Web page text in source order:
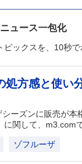
ュース一包化
ックスを、10秒で
方感と使い
ーズンに販売が
関して、m3.com
ゾフルーザ